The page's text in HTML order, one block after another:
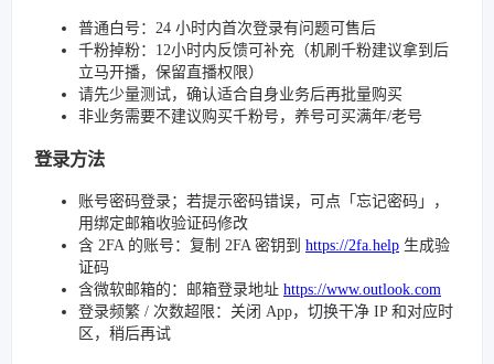
普通白号：24 小时内首次登录有问题可售后
千粉掉粉：12小时内反馈可补充（机刷千粉建议拿到后
立马开播，保留直播权限）
请先少量测试，确认适合自身业务后再批量购买
非业务需要不建议购买千粉号，养号可买满年/老号
登录方法
账号密码登录；若提示密码错误，可点「忘记密码」，
用绑定邮箱收验证码修改
含 2FA 的账号：复制 2FA 密钥到 https://2fa.help 生成验
证码
含微软邮箱的：邮箱登录地址 https://www.outlook.com
登录频繁 / 次数超限：关闭 App，切换干净 IP 和对应时
区，稍后再试